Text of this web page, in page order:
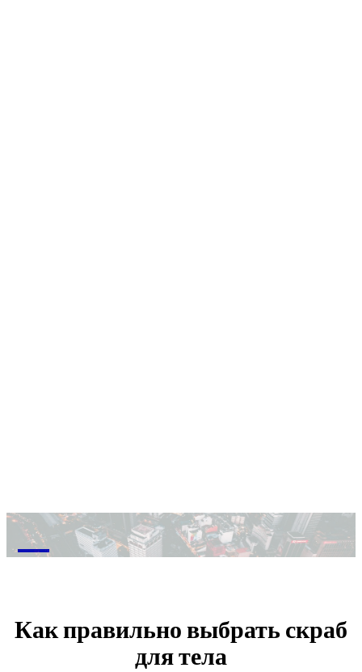
M
Как правильно выбрать скраб
для тела